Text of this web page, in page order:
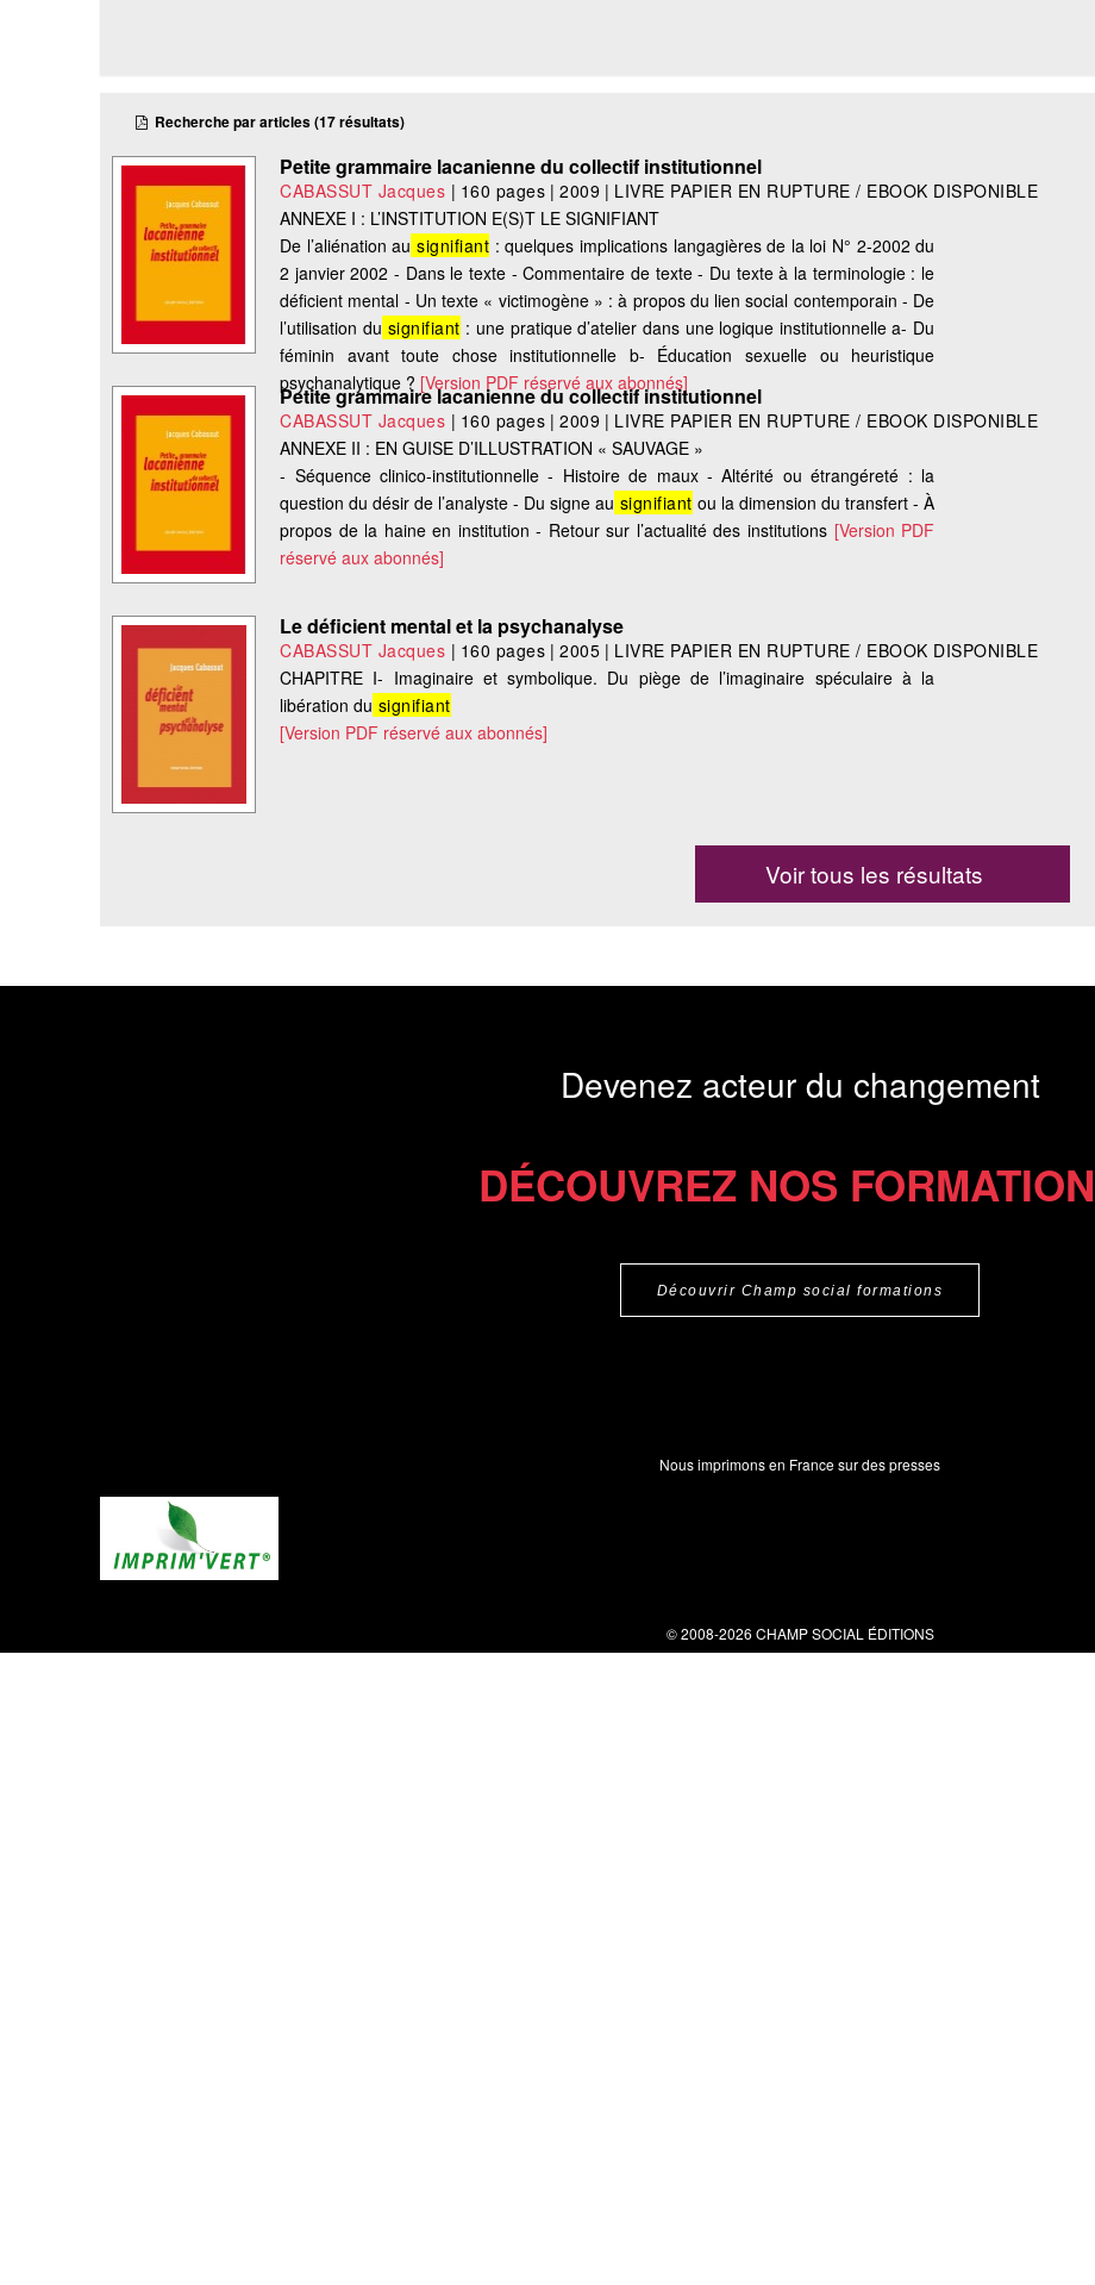
Recherche par articles (17 résultats)
Petite grammaire lacanienne du collectif institutionnel
CABASSUT Jacques | 160 pages |2009 | LIVRE PAPIER EN RUPTURE / EBOOK DISPONIBLE
ANNEXE I : L’INSTITUTION E(S)T LE SIGNIFIANT
De l’aliénation au signifiant : quelques implications langagières de la loi N° 2-2002 du
2 janvier 2002 - Dans le texte - Commentaire de texte - Du texte à la terminologie : le
déficient mental - Un texte « victimogène » : à propos du lien social contemporain - De
l’utilisation du signifiant : une pratique d’atelier dans une logique institutionnelle a- Du
féminin avant toute chose institutionnelle b- Éducation sexuelle ou heuristique
psychanalytique ? [Version PDF réservé aux abonnés]
Petite grammaire lacanienne du collectif institutionnel
CABASSUT Jacques | 160 pages |2009 | LIVRE PAPIER EN RUPTURE / EBOOK DISPONIBLE
ANNEXE II : EN GUISE D’ILLUSTRATION « SAUVAGE »
- Séquence clinico-institutionnelle - Histoire de maux - Altérité ou étrangéreté : la
question du désir de l’analyste - Du signe au signifiant ou la dimension du transfert - À
propos de la haine en institution - Retour sur l’actualité des institutions [Version PDF
réservé aux abonnés]
Le déficient mental et la psychanalyse
CABASSUT Jacques | 160 pages |2005 | LIVRE PAPIER EN RUPTURE / EBOOK DISPONIBLE
CHAPITRE I- Imaginaire et symbolique. Du piège de l’imaginaire spéculaire à la
libération du signifiant
[Version PDF réservé aux abonnés]
Voir tous les résultats
Devenez acteur du changement
DÉCOUVREZ NOS
Découvrir Champ social formations
Nous imprimons en France sur des presses
© 2008-2026 CHAMP SOCIAL ÉDITIONS